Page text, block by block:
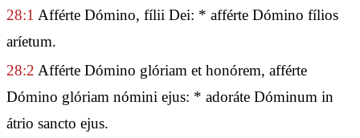
28:1 Afférte Dómino, fílii Dei: * afférte Dómino fílios
aríetum.
28:2 Afférte Dómino glóriam et honórem, afférte
Dómino glóriam nómini ejus: * adoráte Dóminum in
átrio sancto ejus.